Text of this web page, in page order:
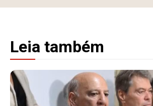
Leia também